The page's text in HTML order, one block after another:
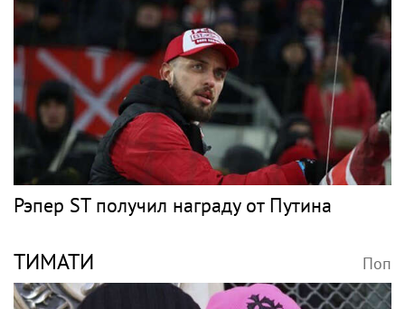
Рэпер ST получил награду от Путина
ТИМАТИ Поп